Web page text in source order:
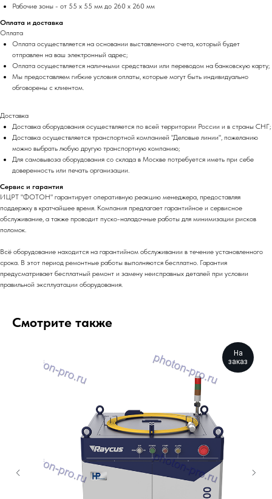
Рабочие зоны - от 55 x 55 мм до 260 x 260 мм
Оплата и доставка
Оплата
Оплата осуществляется на основании выставленного счета, который будет
отправлен на ваш электронный адрес;
Оплата осуществляется наличными средствами или переводом на банковскую карту;
Мы предоставляем гибкие условия оплаты, которые могут быть индивидуально
обговорены с клиентом.
Доставка
Доставка оборудования осуществляется по всей территории России и в страны СНГ;
Доставка осуществляется транспортной компанией "Деловые линии", пожеланию
можно выбрать любую другую транспортную компанию;
Для самовывоза оборудования со склада в Москве потребуется иметь при себе
доверенность или печать организации.
Сервис и гарантия
ИЦРТ "ФОТОН" гарантирует оперативную реакцию менеджера, предоставляя
поддержку в кратчайшее время. Компания предлагает гарантийное и сервисное
обслуживание, а также проводит пуско-наладочные работы для минимизации рисков
поломок.
Всё оборудование находится на гарантийном обслуживании в течение установленного
срока. В этот период ремонтные работы выполняются бесплатно. Гарантия
предусматривает бесплатный ремонт и замену неисправных деталей при условии
правильной эксплуатации оборудования.
Смотрите также
На
заказ